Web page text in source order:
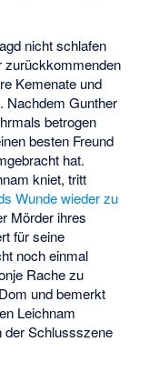
nicht schlafen
zurückkommenden
Kemenate und
Nachdem Gunther
betrogen
besten Freund
hat.
kniet, tritt
Wunde wieder zu
Mörder ihres
für seine
noch einmal
Rache zu
und bemerkt
Leichnam
der Schlussszene